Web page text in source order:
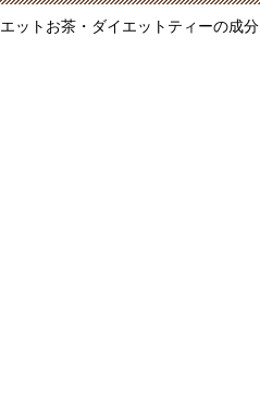
ットお茶・ダイエットティーの成